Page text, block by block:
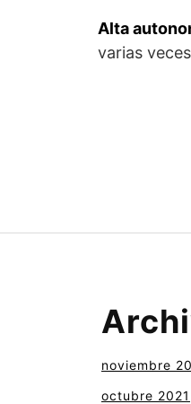
Alta
varias
noviembre
octubre 2021